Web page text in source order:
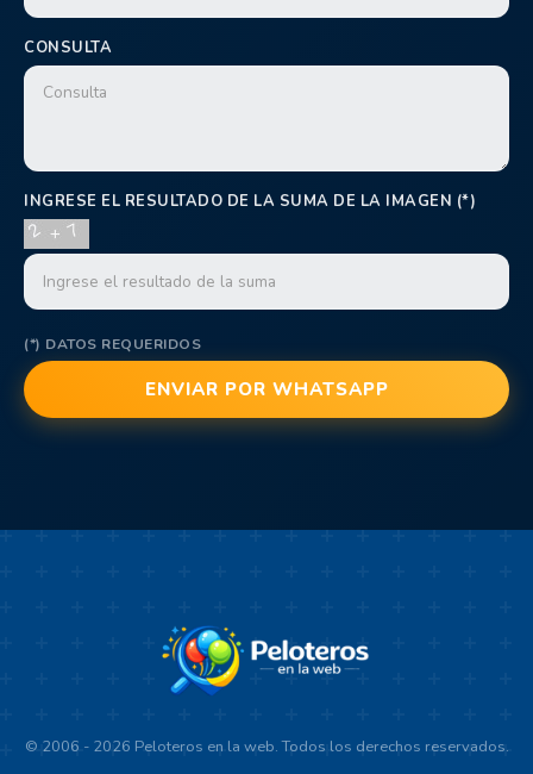
CONSULTA
INGRESE EL RESULTADO DE LA SUMA DE LA IMAGEN (*)
(*) DATOS REQUERIDOS
© 2006 - 2026 Peloteros en la web. Todos los derechos reservados.